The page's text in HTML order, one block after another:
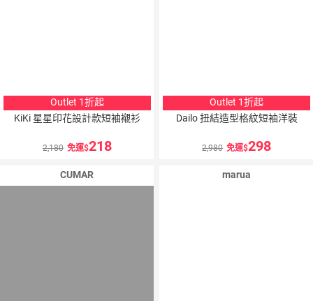
Outlet 1折起
KiKi 星星印花設計款短袖襯衫
2,180 免運 218
Outlet 1折起
Dailo 扭結造型格紋短袖洋裝
2,980 免運 298
CUMAR marua